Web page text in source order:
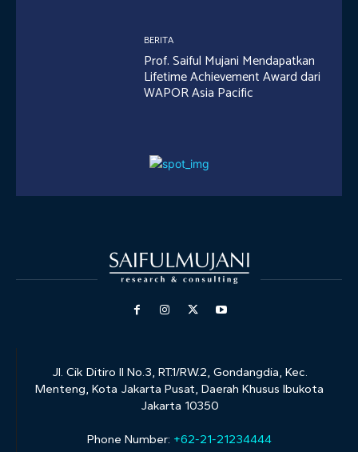
BERITA
Prof. Saiful Mujani Mendapatkan
Lifetime Achievement Award dari
WAPOR Asia Pacific
Jl. Cik Ditiro II No.3, RT.1/RW.2, Gondangdia, Kec.
Menteng, Kota Jakarta Pusat, Daerah Khusus Ibukota
Jakarta 10350
Phone Number: +62-21-21234444